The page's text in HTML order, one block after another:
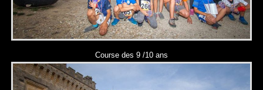
Course des 9 /10 ans